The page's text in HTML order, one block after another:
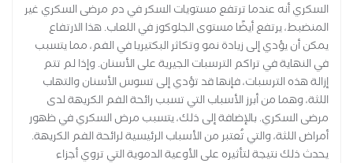
السكري أنه عندما ترتفع مستويات السكر في دم مرضى السكري غير
المنضبط، يرتفع أيضًا مستوى الجلوكوز في اللعاب. هذا الارتفاع
يمكن أن يؤدي إلى زيادة نمو وتكاثر البكتيريا في الفم، مما يتسبب
في النهاية في تراكم الترسبات الجيرية على الأسنان. وإذا لم تتم
إزالة هذه الترسبات، فإنها قد تؤدي إلى تسوس الأسنان والتهاب
اللثة، وهما من أبرز الأسباب التي تسبب رائحة الفم الكريهة لدى
مرضى السكري. بالإضافة إلى ذلك، يتسبب مرض السكري في ظهور
أمراض اللثة، والتي تُعتبر من الأسباب الرئيسية لرائحة الفم الكريهة.
يحدث ذلك نتيجة لتأثيره على الأوعية الدموية التي تروي أجزاء